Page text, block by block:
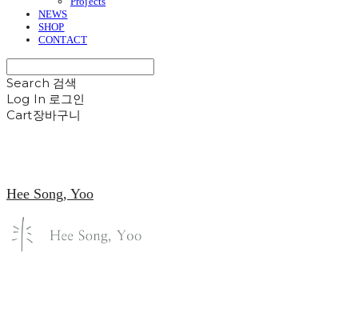
NEWS
SHOP
CONTACT
Search 검색
Log In 로그인
Cart장바구니
Hee Song, Yoo